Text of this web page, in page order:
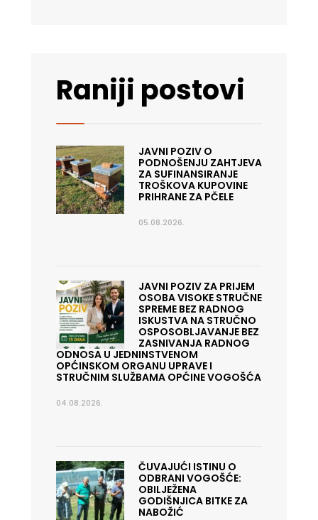
Raniji postovi
JAVNI POZIV O
PODNOŠENJU ZAHTJEVA
ZA SUFINANSIRANJE
TROŠKOVA KUPOVINE
PRIHRANE ZA PČELE
05.08.2026.
JAVNI POZIV ZA PRIJEM
OSOBA VISOKE STRUČNE
SPREME BEZ RADNOG
ISKUSTVA NA STRUČNO
OSPOSOBLJAVANJE BEZ
ZASNIVANJA RADNOG
ODNOSA U JEDNINSTVENOM
OPĆINSKOM ORGANU UPRAVE I
STRUČNIM SLUŽBAMA OPĆINE VOGOŠĆA
04.08.2026.
ČUVAJUĆI ISTINU O
ODBRANI VOGOŠĆE:
OBILJEŽENA
GODIŠNJICA BITKE ZA
NABOŽIĆ